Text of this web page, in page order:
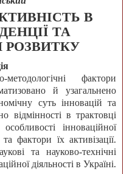
В
ТА
РОЗВИТКУ
фактори
й узагальнено
суть інновацій та
відмінності в трактовці
інноваційної
фактори їх активізації.
та науково-технічні
діяльності в Україні.